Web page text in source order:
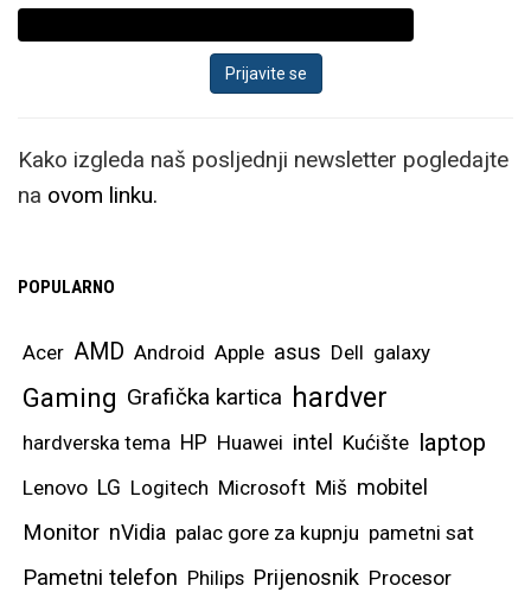
Kako izgleda naš posljednji newsletter pogledajte
na ovom linku.
POPULARNO
Acer AMD Android Apple asus Dell galaxy
Gaming Grafička kartica hardver
hardverska tema HP Huawei intel Kućište laptop
Lenovo LG Logitech Microsoft Miš mobitel
Monitor nVidia palac gore za kupnju pametni sat
Pametni telefon Philips Prijenosnik Procesor